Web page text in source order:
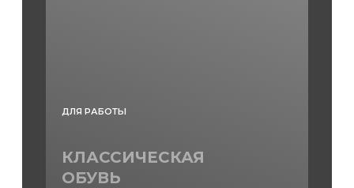
ДЛЯ РАБОТЫ
КЛАССИЧЕСКАЯ
ОБУВЬ